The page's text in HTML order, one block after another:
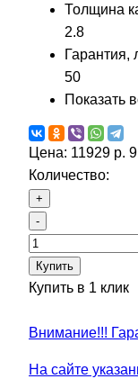
Толщина
2.8
Гарантия,
50
Показать
Цена: 11929 р.
Количество:
+
-
Купить
Купить в 1 клик
Внимание!!!
На сайте